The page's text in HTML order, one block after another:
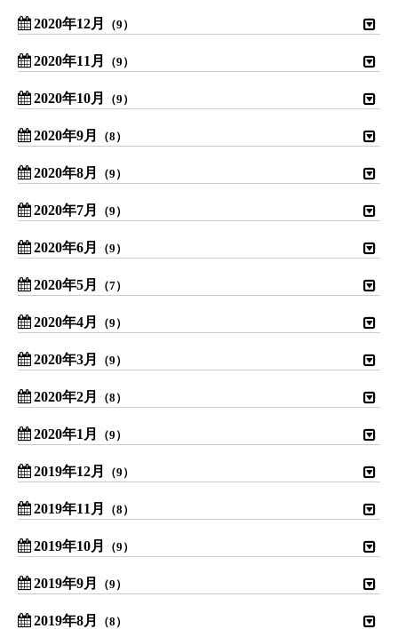
2020年12月 （9）
2020年11月 （9）
2020年10月 （9）
2020年9月 （8）
2020年8月 （9）
2020年7月 （9）
2020年6月 （9）
2020年5月 （7）
2020年4月 （9）
2020年3月 （9）
2020年2月 （8）
2020年1月 （9）
2019年12月 （9）
2019年11月 （8）
2019年10月 （9）
2019年9月 （9）
2019年8月 （8）